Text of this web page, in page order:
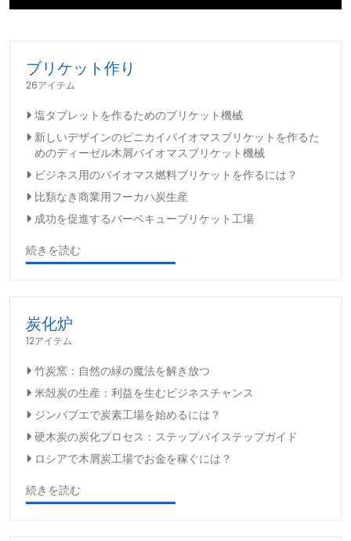
ブリケット作り
26アイテム
塩タブレットを作るためのブリケット機械
新しいデザインのピニカイバイオマスブリケットを作るた
めのディーゼル木屑バイオマスブリケット機械
ビジネス用のバイオマス燃料ブリケットを作るには？
比類なき商業用フーカハ炭生産
成功を促進するバーベキューブリケット工場
続きを読む
炭化炉
12アイテム
竹炭窯：自然の緑の魔法を解き放つ
米殻炭の生産：利益を生むビジネスチャンス
ジンバブエで炭素工場を始めるには？
硬木炭の炭化プロセス：ステップバイステップガイド
ロシアで木屑炭工場でお金を稼ぐには？
続きを読む